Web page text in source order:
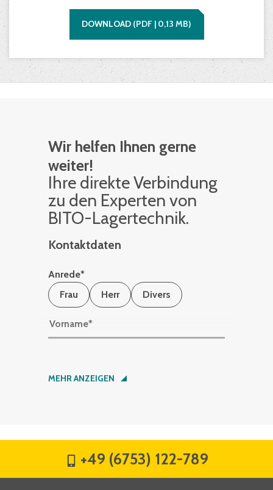
DOWNLOAD (PDF | 0,13 MB)
Wir helfen Ihnen gerne
weiter!
Ihre di­rek­te Ver­bin­dung
zu den Ex­per­ten von
BITO-La­ger­tech­nik.
Kontaktdaten
Anrede*
Frau
Herr Divers
Vorname*
Nachname*
MEHR ANZEIGEN
+49 (6753) 122-789